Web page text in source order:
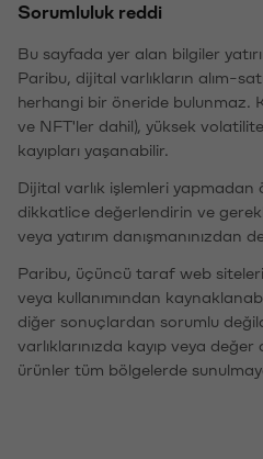
Sorumluluk reddi
Bu sayfada yer alan bilgiler
Paribu, dijital varlıkların alım-
herhangi bir öneride bulunmaz.
ve NFT'ler dahil), yüksek
kayıpları yaşanabilir.
Dijital varlık işlemleri
dikkatlice değerlendirin ve
veya yatırım danışmanınızdan
Paribu, üçüncü taraf web
veya kullanımından
diğer sonuçlardan sorumlu
varlıklarınızda kayıp veya
ürünler tüm bölgelerde